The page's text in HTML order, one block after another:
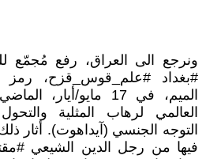
ونرجع الى العراق، رفع مُجمّع
#بغداد #علم_قوس_قزح، رمز
الميم، في 17 مايو/
العالمي لرهاب المثلية
التوجه الجنسي (آيداهوت). أثار
فيها من رجل الدين الشيعي